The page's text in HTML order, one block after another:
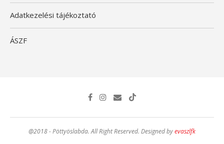
Adatkezelési tájékoztató
ÁSZF
@2018 - Pöttyöslabda. All Right Reserved. Designed byevaszlfk